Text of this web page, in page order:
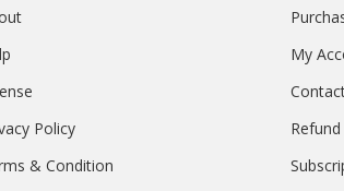
Policy
& Condition
My